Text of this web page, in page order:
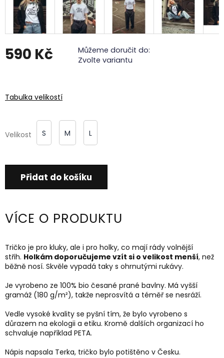
590 Kč
Můžeme doručit do:
Zvolte variantu
Tabulka velikostí
Velikost S M L
Přidat do košíku
VÍCE O PRODUKTU
Tričko je pro kluky, ale i pro holky, co mají rády volnější
střih. Holkám doporučujeme vzít si o velikost menší, než
běžně nosí. Skvěle vypadá taky s ohrnutými rukávy.
Je vyrobeno ze 100% bio česané prané bavlny. Má vyšší
gramáž (180 g/m²), takže neprosvítá a téměř se nesráží.
Vedle vysoké kvality se pyšní tím, že bylo vyrobeno s
důrazem na ekologii a etiku. Kromě dalších organizací ho
schvaluje například PETA.
Nápis napsala Terka, tričko bylo potištěno v Česku.